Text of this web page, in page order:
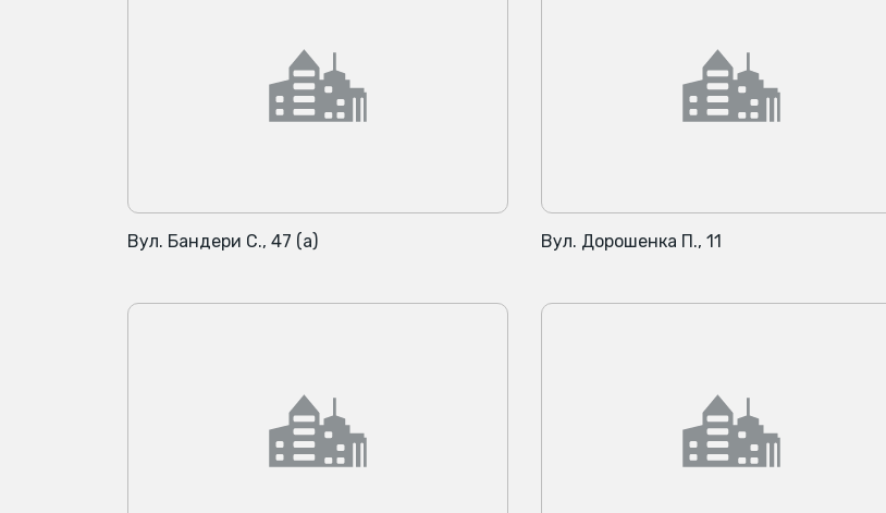
Вул. Бандери С., 47 (а) Вул. Дорошенка П., 11